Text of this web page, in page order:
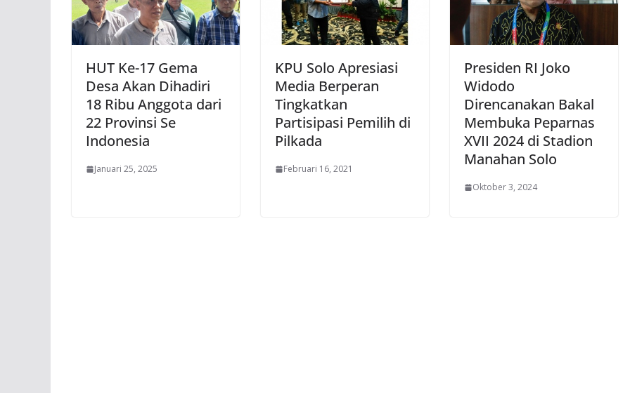
HUT Ke-17 Gema
Desa Akan Dihadiri
18 Ribu Anggota dari
22 Provinsi Se
Indonesia
Januari 25, 2025
KPU Solo Apresiasi
Media Berperan
Tingkatkan
Partisipasi Pemilih di
Pilkada
Februari 16, 2021
Presiden RI Joko
Widodo
Direncanakan Bakal
Membuka Peparnas
XVII 2024 di Stadion
Manahan Solo
Oktober 3, 2024